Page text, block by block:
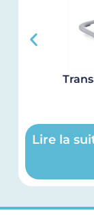
Lire la